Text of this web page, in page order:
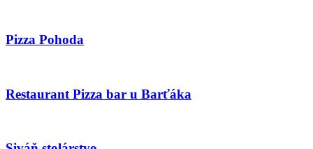
Pizza Pohoda
Restaurant Pizza bar u Barťáka